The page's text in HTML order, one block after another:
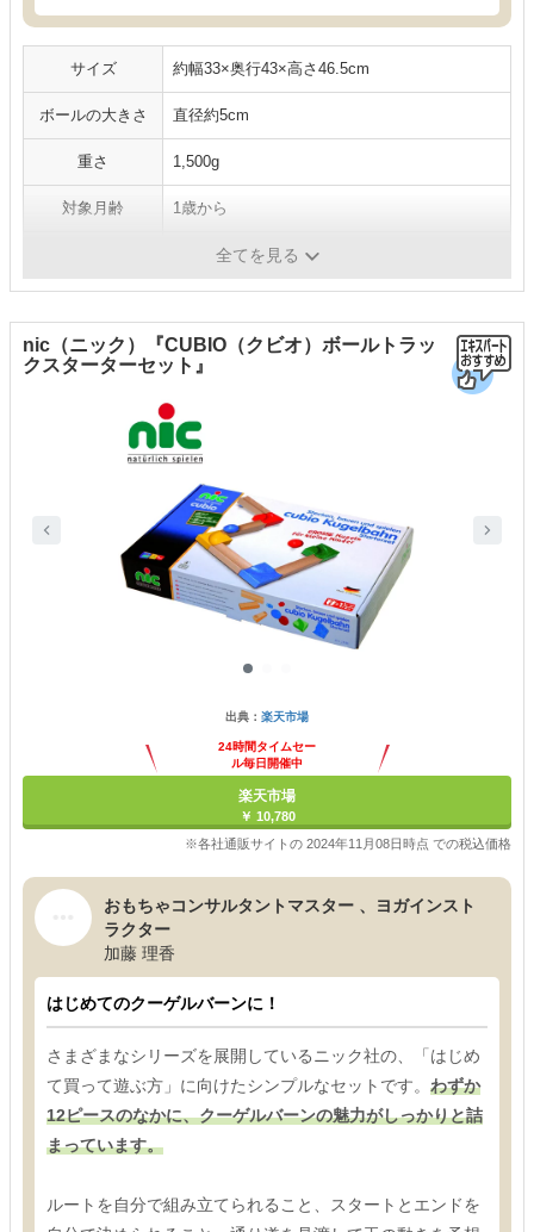
サイズ 約幅33×奥行43×高さ46.5cm
ボールの大きさ 直径約5cm
重さ 1,500g
対象月齢 1歳から
本体、ボール×6
全てを見る
nic（ニック）『CUBIO（クビオ）ボールトラッ
クスターターセット』
出典： 楽天市場
24時間タイムセー
ル毎日開催中
楽天市場
￥ 10,780
※各社通販サイトの 2024年11月08日時点 での税込価格
おもちゃコンサルタントマスター 、ヨガインスト
ラクター
加藤 理香
はじめてのクーゲルバーンに！
さまざまなシリーズを展開しているニック社の、「はじめ
て買って遊ぶ方」に向けたシンプルなセットです。 わずか
12ピースのなかに、クーゲルバーンの魅力がしっかりと詰
まっています。
ルートを自分で組み立てられること、スタートとエンドを